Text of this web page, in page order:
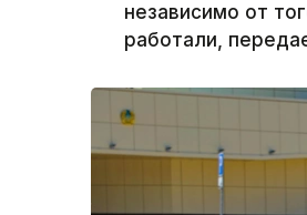
независимо от
работали,